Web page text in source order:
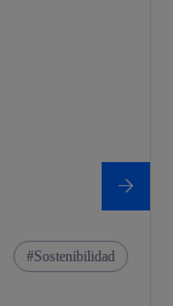
Sostenibilidad